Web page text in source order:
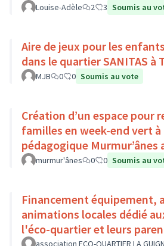
Louise-Adèle 2 3 Soumis au
Aire de jeux pour les
dans le quartier SANITAS à
MJB 0 0 Soumis au vote
Création d’un espace pour
familles en week-end vert
pédagogique Murmur’ânes
murmur'ânes 0 0 Soumis au
Financement équipement,
animations locales dédié
l'éco-quartier et leurs
association ECO-QUARTIER LA